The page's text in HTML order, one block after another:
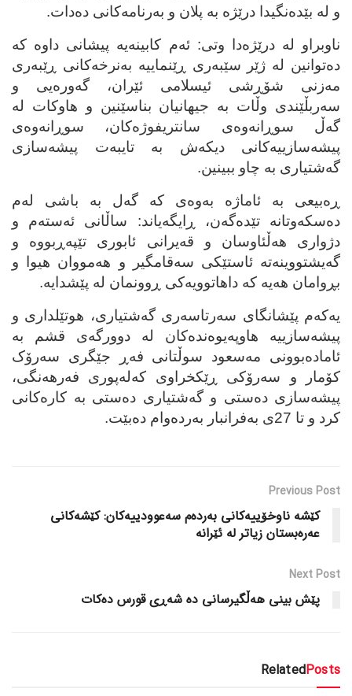
و له‌ بێده‌نگیدا درێژه‌ به‌ پلان و به‌رنامه‌کانی ده‌دات.
ناوبراو له‌ درێژه‌دا وتی: ئه‌م کابینه‌یه‌ پیشانی داوه‌ که‌
ده‌توانین له‌ ژێر سێبه‌ری ڕێنماییه‌ به‌نرخه‌کانی ڕێبه‌ری
مه‌زنی شۆڕشی ئیسلامی ئێران، گه‌وره‌یی و
سه‌ربڵێندی وڵات به‌ جیهانیان بناسێنین و هاوکات له‌
گه‌ڵ سوڕانه‌وه‌ی سانتریفوژه‌کان، سوڕانه‌وه‌ی
پیشه‌سازییه‌کانی دیکه‌ش به‌ تایبه‌ت پیشه‌سازی
گه‌شتیاری به‌ چاو ببینین.
ڕه‌بیعی به‌ ئاماژه‌ به‌وه‌ی که‌ گه‌ل به‌ باشی له‌م
ده‌سکه‌وتانه‌ تێده‌گه‌ن، ڕایگه‌یاند: ساڵانی ئه‌سته‌م و
دژواری هه‌ڵئاوسان و قه‌یرانی ئابوری تێپه‌ڕبووه‌ و
گه‌یشتووینه‌ته‌ ئاستێکی سه‌قامگیر و هه‌مووان هیوا و
بڕوامان هه‌یه‌ که‌ داهاتوویه‌کی ڕوونمان له‌ پێشدایه‌.
یه‌که‌م پێشانگای سه‌رتاسه‌ری گه‌شتیاری، هوتێلداری و
پیشه‌سازییه‌ هاوپه‌یوه‌نده‌کان له‌ دوورگه‌ی قشم به‌
ئاماده‌بوونی مه‌سعود سوڵتانی فه‌ڕ جێگری سه‌رۆک
کۆمار و سه‌رۆکی ڕێکخراوی که‌له‌پوری فه‌رهه‌نگی،
پیشه‌سازی ده‌ستی و گه‌شتیاری ده‌ستی به‌ کاره‌کانی
کرد و تا 27ی به‌فرانبار به‌رده‌وام ده‌بێت.
Previous Post
کێشه‌ ناوخۆییه‌کانی به‌رده‌م سه‌عوودییه‌کان: کێشه‌کانی
عه‌ره‌بستان زیاتر له‌ ئێرانه‌
Next Post
پێش بینی هه‌ڵگیرسانی ده‌ شه‌ڕی قورس ده‌کات
RelatedPosts